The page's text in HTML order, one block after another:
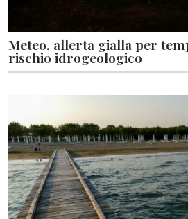
Meteo, allerta gialla per
rischio idrogeologico